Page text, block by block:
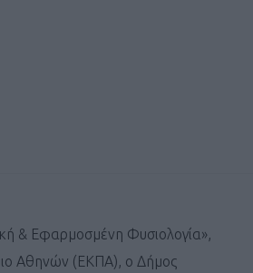
& Εφαρμοσμένη Φυσιολογία»,
Αθηνών (ΕΚΠΑ), ο Δήμος